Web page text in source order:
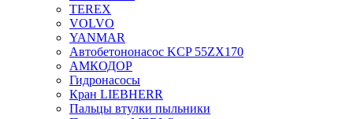
TEREX
VOLVO
YANMAR
Автобетононасос KCP 55ZX170
АМКОДОР
Гидронасосы
Кран LIEBHERR
Пальцы втулки пыльники